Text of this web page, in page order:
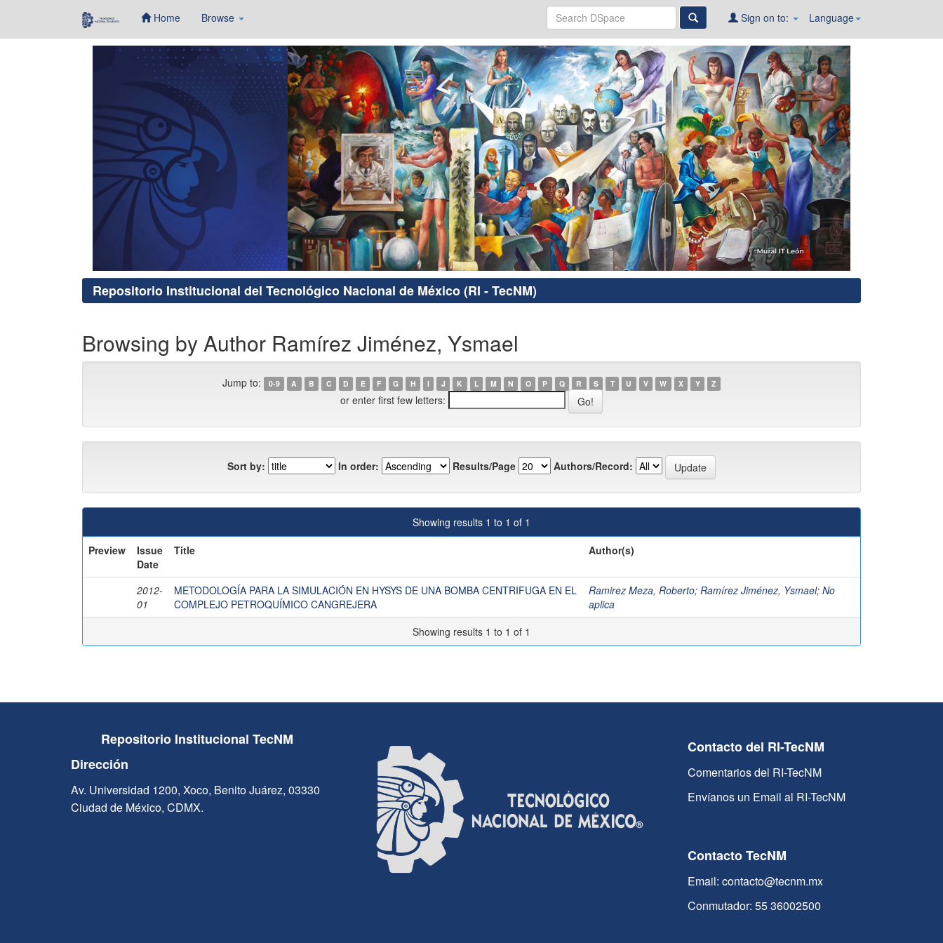
Home Browse Language
Sign on to:
Repositorio Institucional del Tecnológico Nacional de México (RI - TecNM)
Browsing by Author Ramírez Jiménez, Ysmael
Jump to: 0-9 A B C D E F G H I J K L M N O P Q R S T U V W X Y Z
or enter first few letters:
Sort by: In order: Results/Page Authors/Record:
Showing results 1 to 1 of 1
Preview
Issue
Date
Title Author(s)
2012-
01
METODOLOGÍA PARA LA SIMULACIÓN EN HYSYS DE UNA BOMBA CENTRIFUGA EN EL
COMPLEJO PETROQUÍMICO CANGREJERA
Ramirez Meza, Roberto; Ramírez Jiménez, Ysmael; No
aplica
Showing results 1 to 1 of 1
Repositorio Institucional TecNM
Dirección
Av. Universidad 1200, Xoco, Benito Juárez, 03330
Ciudad de México, CDMX.
Contacto del RI-TecNM
Comentarios del RI-TecNM
Envíanos un Email al RI-TecNM
Contacto TecNM
Email: contacto@tecnm.mx
Conmutador: 55 36002500